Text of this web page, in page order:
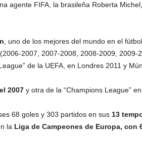
agente FIFA, la brasileña Roberta
, uno de los mejores del mundo en el
2007, 2007-2008, 2008-2009, 2009-
de la UEFA, en Londres 2011 y
2007y otra de la “Champions League”
68 goles y 303 partidos en sus 13
la Liga de Campeones de Europa, con